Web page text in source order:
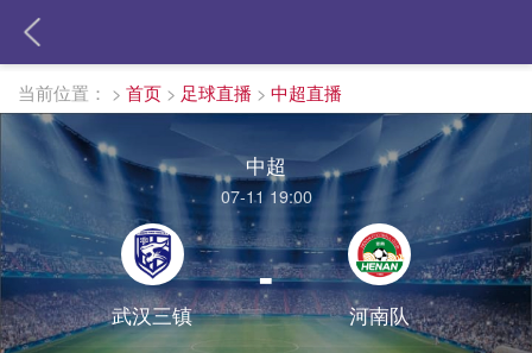
当前位置： > 首页 > 足球直播 > 中超直播
中超
07-11 19:00
武汉三镇
-
河南队